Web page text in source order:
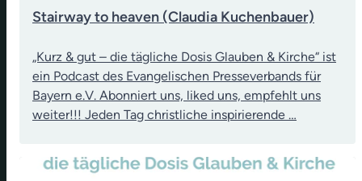
Stairway to heaven (Claudia Kuchenbauer)
„Kurz & gut – die tägliche Dosis Glauben & Kirche“ ist
ein Podcast des Evangelischen Presseverbands für
Bayern e.V. Abonniert uns, liked uns, empfehlt uns
weiter!!! Jeden Tag christliche inspirierende …